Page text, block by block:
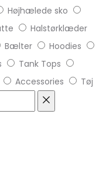
Højhælede sko
Halstørklæder
Bælter
Hoodies
Tank Tops
Accessories Tøj